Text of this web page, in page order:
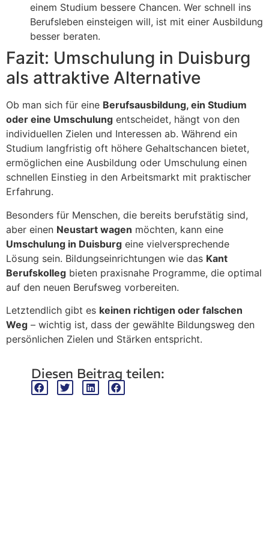
einem Studium bessere Chancen. Wer schnell ins
Berufsleben einsteigen will, ist mit einer Ausbildung
besser beraten.
Fazit: Umschulung in Duisburg
als attraktive Alternative
Ob man sich für eine Berufsausbildung, ein Studium
oder eine Umschulung entscheidet, hängt von den
individuellen Zielen und Interessen ab. Während ein
Studium langfristig oft höhere Gehaltschancen bietet,
ermöglichen eine Ausbildung oder Umschulung einen
schnellen Einstieg in den Arbeitsmarkt mit praktischer
Erfahrung.
Besonders für Menschen, die bereits berufstätig sind,
aber einen Neustart wagen möchten, kann eine
Umschulung in Duisburg eine vielversprechende
Lösung sein. Bildungseinrichtungen wie das Kant
Berufskolleg bieten praxisnahe Programme, die optimal
auf den neuen Berufsweg vorbereiten.
Letztendlich gibt es keinen richtigen oder falschen
Weg – wichtig ist, dass der gewählte Bildungsweg den
persönlichen Zielen und Stärken entspricht.
Diesen Beitrag teilen: